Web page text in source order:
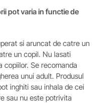
pot varia in functie de
si aruncat de catre un
un copil. Nu lasati
copiilor. Se recomanda
unui adult. Produsul
inghiti sau inhala de cei
sau nu este potrivita